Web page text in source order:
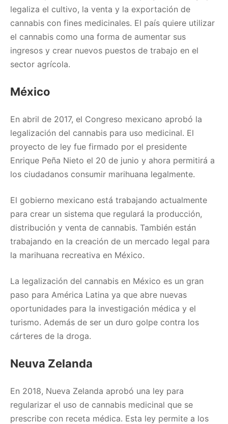
legaliza el cultivo, la venta y la exportación de
cannabis con fines medicinales. El país quiere utilizar
el cannabis como una forma de aumentar sus
ingresos y crear nuevos puestos de trabajo en el
sector agrícola.
México
En abril de 2017, el Congreso mexicano aprobó la
legalización del cannabis para uso medicinal. El
proyecto de ley fue firmado por el presidente
Enrique Peña Nieto el 20 de junio y ahora permitirá a
los ciudadanos consumir marihuana legalmente.
El gobierno mexicano está trabajando actualmente
para crear un sistema que regulará la producción,
distribución y venta de cannabis. También están
trabajando en la creación de un mercado legal para
la marihuana recreativa en México.
La legalización del cannabis en México es un gran
paso para América Latina ya que abre nuevas
oportunidades para la investigación médica y el
turismo. Además de ser un duro golpe contra los
cárteres de la droga.
Neuva Zelanda
En 2018, Nueva Zelanda aprobó una ley para
regularizar el uso de cannabis medicinal que se
prescribe con receta médica. Esta ley permite a los